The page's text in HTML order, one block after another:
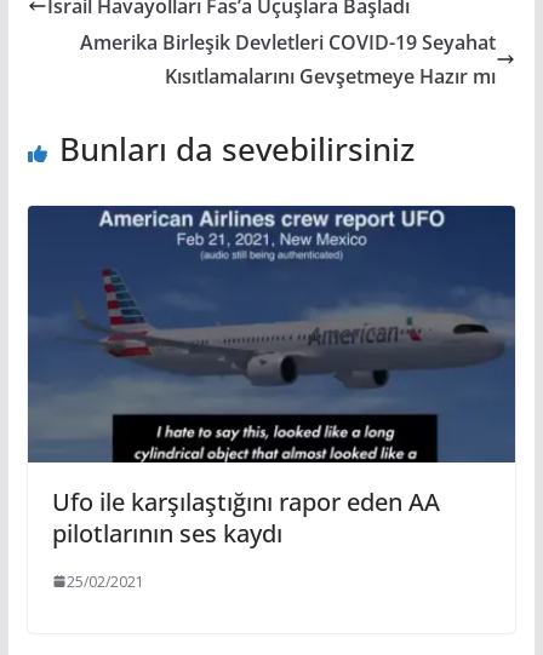
İsrail Havayolları Fas’a Uçuşlara Başladı
Amerika Birleşik Devletleri COVID-19 Seyahat
Kısıtlamalarını Gevşetmeye Hazır mı
Bunları da sevebilirsiniz
Ufo ile karşılaştığını rapor eden AA
pilotlarının ses kaydı
25/02/2021